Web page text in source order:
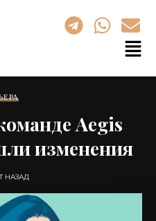
Aegis
изменения
НАЗАД